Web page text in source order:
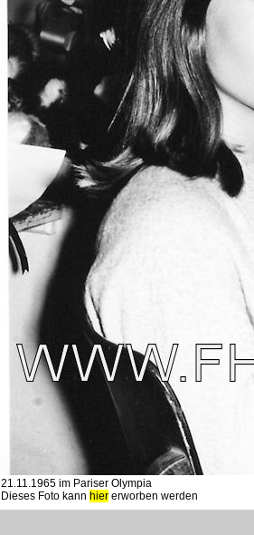
21.11.1965 im Pariser Olympia
Dieses Foto kann hier erworben werden